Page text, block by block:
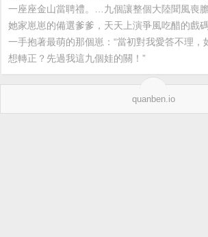
一座座金山當聘禮。…九個讓整個大陸聞風喪
她家崽崽的備選爹爹，天天上演爭風吃醋的戲
一手抱著最萌的那個崽：“當初對我愛答不理，
想轉正？先過我這九個娃的關！”
quanben.io